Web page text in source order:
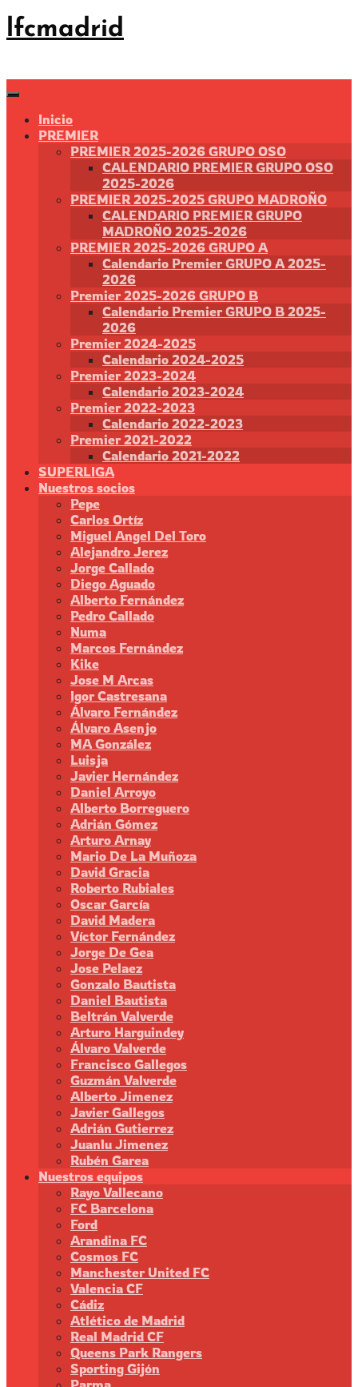
Saltar
al
lfcmadrid
Inicio
PREMIER
PREMIER 2025-2026 GRUPO OSO
CALENDARIO PREMIER GRUPO OSO
2025-2026
PREMIER 2025-2025 GRUPO MADROÑO
CALENDARIO PREMIER GRUPO
MADROÑO 2025-2026
PREMIER 2025-2026 GRUPO A
Calendario Premier GRUPO A 2025-
2026
Premier 2025-2026 GRUPO B
Calendario Premier GRUPO B 2025-
2026
Premier 2024-2025
Calendario 2024-2025
Premier 2023-2024
Calendario 2023-2024
Premier 2022-2023
Calendario 2022-2023
Premier 2021-2022
Calendario 2021-2022
SUPERLIGA
Nuestros socios
Pepe
Carlos Ortíz
Miguel Angel Del Toro
Alejandro Jerez
Jorge Callado
Diego Aguado
Alberto Fernández
Pedro Callado
Numa
Marcos Fernández
Kike
Jose M Arcas
Igor Castresana
Álvaro Fernández
Álvaro Asenjo
MA González
Luisja
Javier Hernández
Daniel Arroyo
Alberto Borreguero
Adrián Gómez
Arturo Arnay
Mario De La Muñoza
David Gracia
Roberto Rubiales
Oscar García
David Madera
Víctor Fernández
Jorge De Gea
Jose Pelaez
Gonzalo Bautista
Daniel Bautista
Beltrán Valverde
Arturo Harguindey
Álvaro Valverde
Francisco Gallegos
Guzmán Valverde
Alberto Jimenez
Javier Gallegos
Adrián Gutierrez
Juanlu Jimenez
Rubén Garea
Nuestros equipos
Rayo Vallecano
FC Barcelona
Ford
Arandina FC
Cosmos FC
Manchester United FC
Valencia CF
Cádiz
Atlético de Madrid
Real Madrid CF
Queens Park Rangers
Sporting Gijón